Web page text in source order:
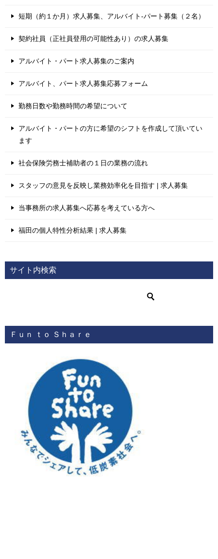
短期（約１か月）求人募集、アルバイト-パート募集（２名）
契約社員（正社員登用の可能性あり）の求人募集
アルバイト・パート求人募集のご案内
アルバイト、パート求人募集応募フォーム
勤務日数や勤務時間の希望について
アルバイト・パートの方に希望のシフトを作成して頂いてい
ます
社会保険労務士補助者の１日の業務の流れ
スタッフの意見を反映し業務効率化を目指す | 求人募集
当事務所の求人募集へ応募を考えている方へ
福田の個人特性分析結果 | 求人募集
サイト内検索
Ｆｕｎ ｔｏ Ｓｈａｒｅ